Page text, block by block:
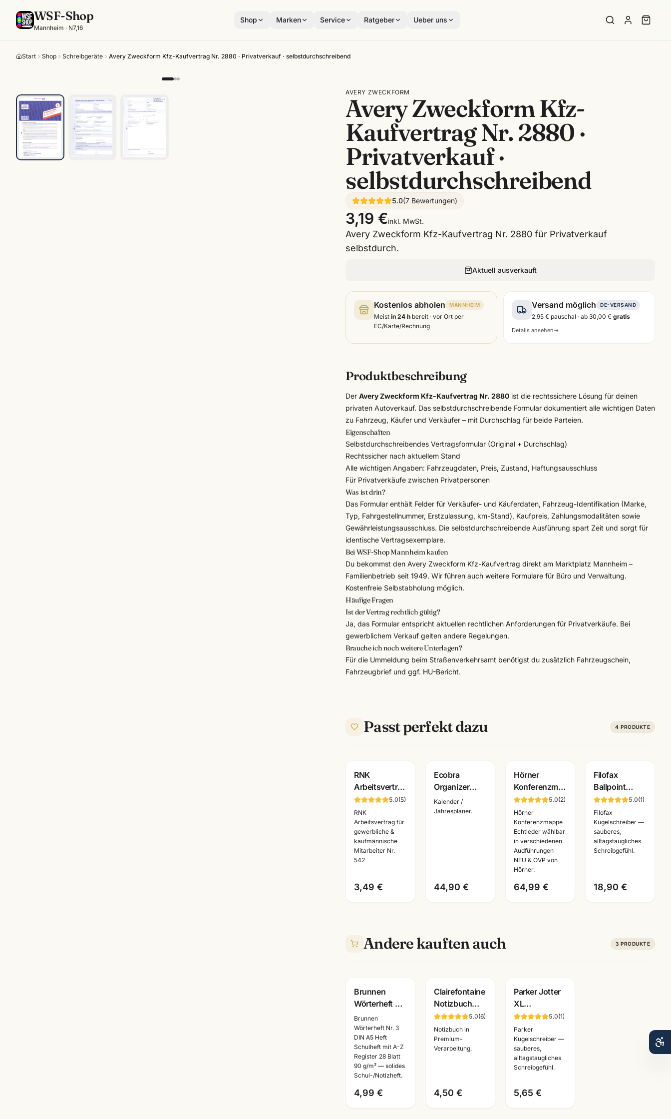
WSF-Shop
Mannheim · N7,16
Shop Marken Service Ratgeber Ueber uns
Start Shop Schreibgeräte Avery Zweckform Kfz-Kaufvertrag Nr. 2880 · Privatverkauf · selbstdurchschreibend
AVERY ZWECKFORM
Avery Zweckform Kfz-
Kaufvertrag Nr. 2880 ·
Privatverkauf ·
selbstdurchschreibend
5.0(7 Bewertungen)
3,19 €inkl. MwSt.
Avery Zweckform Kfz-Kaufvertrag Nr. 2880 für Privatverkauf
selbstdurch.
Aktuell ausverkauft
Kostenlos abholen MANNHEIM
Meist in 24 h bereit · vor Ort per
EC/Karte/Rechnung
Versand möglich DE-VERSAND
2,95 € pauschal · ab 30,00 € gratis
Details ansehen→
Produktbeschreibung
Der Avery Zweckform Kfz-Kaufvertrag Nr. 2880 ist die rechtssichere Lösung für deinen
privaten Autoverkauf. Das selbstdurchschreibende Formular dokumentiert alle wichtigen Daten
zu Fahrzeug, Käufer und Verkäufer – mit Durchschlag für beide Parteien.
Eigenschaften
Selbstdurchschreibendes Vertragsformular (Original + Durchschlag)
Rechtssicher nach aktuellem Stand
Alle wichtigen Angaben: Fahrzeugdaten, Preis, Zustand, Haftungsausschluss
Für Privatverkäufe zwischen Privatpersonen
Was ist drin?
Das Formular enthält Felder für Verkäufer- und Käuferdaten, Fahrzeug-Identifikation (Marke,
Typ, Fahrgestellnummer, Erstzulassung, km-Stand), Kaufpreis, Zahlungsmodalitäten sowie
Gewährleistungsausschluss. Die selbstdurchschreibende Ausführung spart Zeit und sorgt für
identische Vertragsexemplare.
Bei WSF-Shop Mannheim kaufen
Du bekommst den Avery Zweckform Kfz-Kaufvertrag direkt am Marktplatz Mannheim –
Familienbetrieb seit 1949. Wir führen auch weitere Formulare für Büro und Verwaltung.
Kostenfreie Selbstabholung möglich.
Häufige Fragen
Ist der Vertrag rechtlich gültig?
Ja, das Formular entspricht aktuellen rechtlichen Anforderungen für Privatverkäufe. Bei
gewerblichem Verkauf gelten andere Regelungen.
Brauche ich noch weitere Unterlagen?
Für die Ummeldung beim Straßenverkehrsamt benötigst du zusätzlich Fahrzeugschein,
Fahrzeugbrief und ggf. HU-Bericht.
Passt perfekt dazu 4 PRODUKTE
RNK
Arbeitsvertrag
Nr. 542 ·
gewerblich +
kaufmaennisch
·
Bueroformular
Mannheim
5.0(5)
RNK
Arbeitsvertrag für
gewerbliche &
kaufmännische
Mitarbeiter Nr.
542
3,49 €
Ecobra
Organizer
Zeitplansystem
· Echtes Leder
Kalender /
Jahresplaner.
44,90 €
Hörner
Konferenzmappe
Echtleder ·
verschiedene
Ausfuehrungen
·
Bueroausstattung
Mannheim
5.0(2)
Hörner
Konferenzmappe
Echtleder wählbar
in verschiedenen
Audführungen
NEU & OVP von
Hörner.
64,99 €
Filofax
Ballpoint
Kugelschreiber
·
verschiedene
Motive ·
Schreibgeräte
5.0(1)
Filofax
Kugelschreiber —
sauberes,
alltagstaugliches
Schreibgefühl.
18,90 €
Andere kauften auch 3 PRODUKTE
Brunnen
Wörterheft Nr.
3 · DIN A5 mit
A-Z Register ·
28 Blatt 90g ·
Schulheft
Mannheim
Brunnen
Wörterheft Nr. 3
DIN A5 Heft
Schulheft mit A-Z
Register 28 Blatt
90 g/m² — solides
Schul-/Notizheft.
4,99 €
Clairefontaine
Notizbuch
braun/schwarz
· A6/A5 ·
Premium
Bürobedarf
5.0(6)
Notizbuch in
Premium-
Verarbeitung.
4,50 €
Gravur
Parker Jotter
XL
Kugelschreiber
·
silber/gold/rosegold/schwarz
·
Schreibgeräte
5.0(1)
Parker
Kugelschreiber —
sauberes,
alltagstaugliches
Schreibgefühl.
5,65 €